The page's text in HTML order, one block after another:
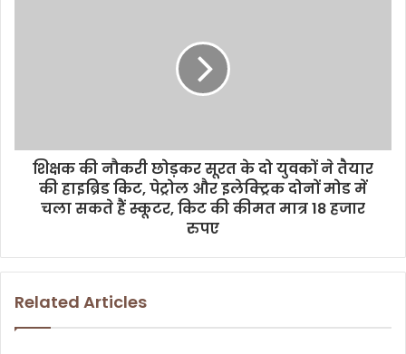
शिक्षक की नौकरी छोड़कर सूरत के दो युवकों ने तैयार
की हाइब्रिड किट, पेट्रोल और इलेक्ट्रिक दोनों मोड में
चला सकते हैं स्कूटर, किट की कीमत मात्र 18 हजार
रुपए
Related Articles